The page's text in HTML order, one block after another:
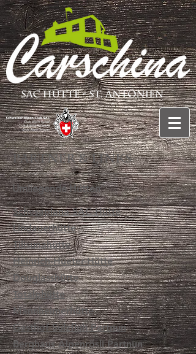
Partner & Links
Umliegende Hütten
Schesaplana SAC Hütte
Lindauerhütte
Tilisunahütte
Heinrich-Hueter-Hütte
Douglasshütte
Totalphütte
Mannheimerhütte
Gasthof Sulzfluh Partnun
Berghaus Alpenrösli Partnun